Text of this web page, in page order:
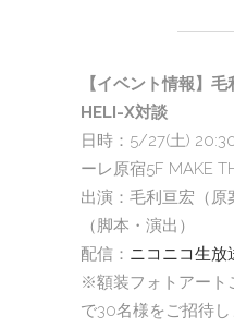
【イベント情報】
HELI-X対談
日時：5/27(土)
ーレ原宿5F MAKE
出演：毛利亘宏（
（脚本・演出）
配信： ニコニコ生放
※額装フォトアート
で30名様をご招待し